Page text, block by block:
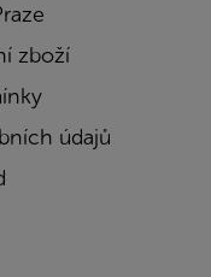
zboží
údajů